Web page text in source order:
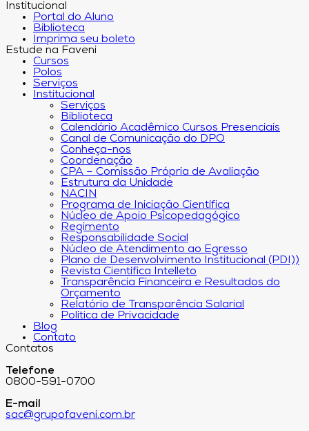
Institucional
Portal do Aluno
Biblioteca
Imprima seu boleto
Estude na Faveni
Cursos
Polos
Serviços
Institucional
Serviços
Biblioteca
Calendário Acadêmico Cursos Presenciais
Canal de Comunicação do DPO
Conheça-nos
Coordenação
CPA – Comissão Própria de Avaliação
Estrutura da Unidade
NACIN
Programa de Iniciação Científica
Núcleo de Apoio Psicopedagógico
Regimento
Responsabilidade Social
Núcleo de Atendimento ao Egresso
Plano de Desenvolvimento Institucional (PDI))
Revista Científica Intelleto
Transparência Financeira e Resultados do
Orçamento
Relatório de Transparência Salarial
Política de Privacidade
Blog
Contato
Contatos
Telefone
0800-591-0700
E-mail
sac@grupofaveni.com.br